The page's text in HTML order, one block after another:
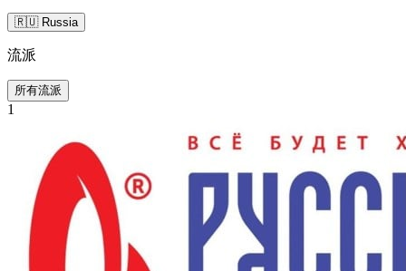
🇷🇺 Russia
流派
所有流派
1